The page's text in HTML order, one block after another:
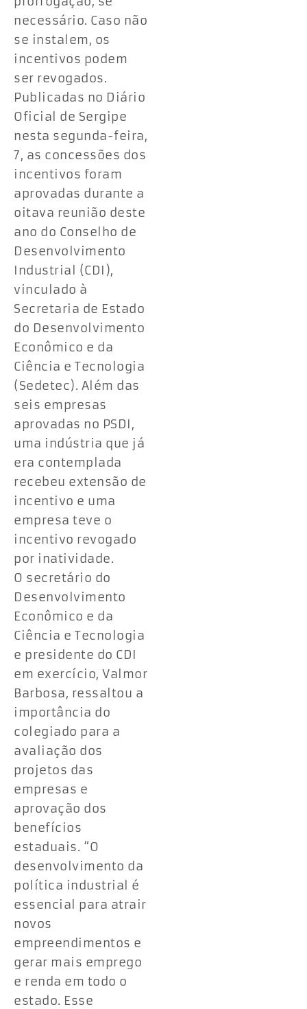
necessário. Caso não
se instalem, os
incentivos podem
ser revogados.
Publicadas no Diário
Oficial de Sergipe
nesta segunda-feira,
7, as concessões dos
incentivos foram
aprovadas durante a
oitava reunião deste
ano do Conselho de
Desenvolvimento
Industrial (CDI),
vinculado à
Secretaria de Estado
do Desenvolvimento
Econômico e da
Ciência e Tecnologia
(Sedetec). Além das
seis empresas
aprovadas no PSDI,
uma indústria que já
era contemplada
recebeu extensão de
incentivo e uma
empresa teve o
incentivo revogado
por inatividade.
O secretário do
Desenvolvimento
Econômico e da
Ciência e Tecnologia
e presidente do CDI
em exercício, Valmor
Barbosa, ressaltou a
importância do
colegiado para a
avaliação dos
projetos das
empresas e
aprovação dos
benefícios
estaduais. “O
desenvolvimento da
política industrial é
essencial para atrair
novos
empreendimentos e
gerar mais emprego
e renda em todo o
estado. Esse